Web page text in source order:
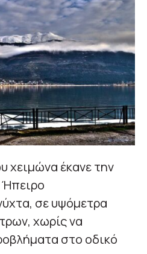
χειμώνα έκανε την
Ήπειρο
σε υψόμετρα
χωρίς να
στο οδικό